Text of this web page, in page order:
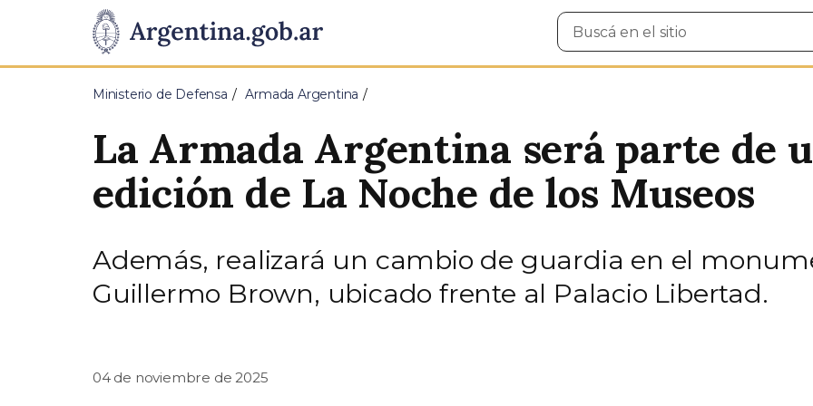
Presidencia
de
Pasar al contenido principal
Buscar
en
Ministerio de Defensa Armada Argentina
La Armada Argentina será parte de
edición de La Noche de los Museos
Además, realizará un cambio de guardia en el
Guillermo Brown, ubicado frente al Palacio Libertad.
04 de noviembre de 2025